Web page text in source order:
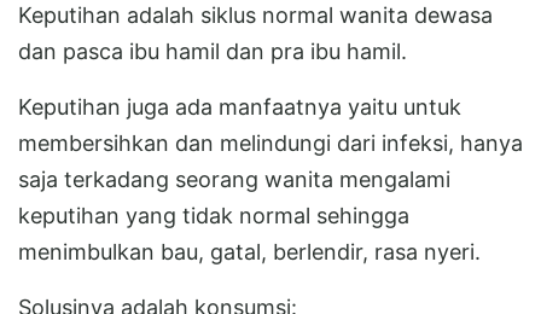
Keputihan adalah siklus normal wanita dewasa
dan pasca ibu hamil dan pra ibu hamil.
Keputihan juga ada manfaatnya yaitu untuk
membersihkan dan melindungi dari infeksi, hanya
saja terkadang seorang wanita mengalami
keputihan yang tidak normal sehingga
menimbulkan bau, gatal, berlendir, rasa nyeri.
Solusinya adalah konsumsi: